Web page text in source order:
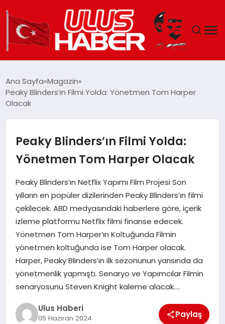
DÜNYA
TEKNOLOJI
EĞITIM
MAGAZIN
SPOR
Ana Sayfa Magazin
Peaky Blinders’ın Filmi Yolda: Yönetmen Tom Harper
Olacak
Peaky Blinders’ın Filmi Yolda:
Yönetmen Tom Harper Olacak
Peaky Blinders’ın Netflix Yapımı Film Projesi Son
yılların en popüler dizilerinden Peaky Blinders’ın filmi
çekilecek. ABD medyasındaki haberlere göre, içerik
izleme platformu Netflix filmi finanse edecek.
Yönetmen Tom Harper’ın Koltuğunda Filmin
yönetmen koltuğunda ise Tom Harper olacak.
Harper, Peaky Blinders’ın ilk sezonunun yarısında da
yönetmenlik yapmıştı. Senaryo ve Yapımcılar Filmin
senaryosunu Steven Knight kaleme alacak….
Ulus Haberi
05 Haziran 2024 Paylaş